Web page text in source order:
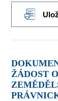
DOKUMENTY KE STAŽENÍ ZE SLOŽKY
ŽÁDOST